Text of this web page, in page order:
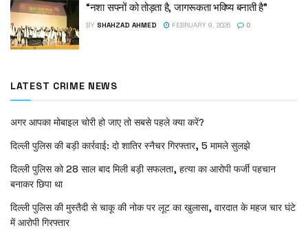
“नशा सपनों को तोड़ता है, जागरूकता भविष्य बनाती है”
BY SHAHZAD AHMED FEBRUARY 9, 2026 0
LATEST CRIME NEWS
अगर आपका मोबाइल चोरी हो जाए तो सबसे पहले क्या करें?
दिल्ली पुलिस की बड़ी कार्रवाई: दो शातिर स्नैचर गिरफ्तार, 5 मामले सुलझे
दिल्ली पुलिस को 28 साल बाद मिली बड़ी सफलता, हत्या का आरोपी फर्जी पहचान
बनाकर छिपा था
दिल्ली पुलिस की मुस्तैदी से चाकू की नोक पर लूट का खुलासा, वारदात के महज चार घंटे
में आरोपी गिरफ्तार